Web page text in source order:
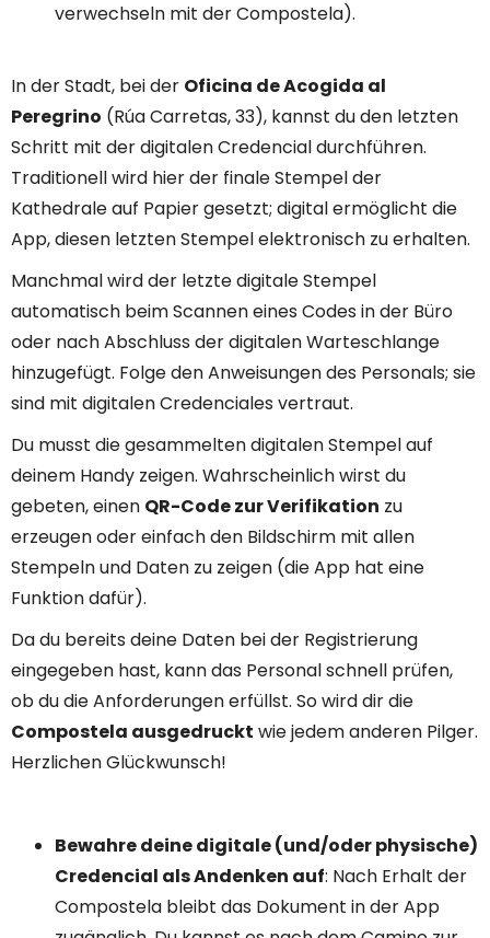
verwechseln mit der Compostela).
In der Stadt, bei der Oficina de Acogida al
Peregrino (Rúa Carretas, 33), kannst du den letzten
Schritt mit der digitalen Credencial durchführen.
Traditionell wird hier der finale Stempel der
Kathedrale auf Papier gesetzt; digital ermöglicht die
App, diesen letzten Stempel elektronisch zu erhalten.
Manchmal wird der letzte digitale Stempel
automatisch beim Scannen eines Codes in der Büro
oder nach Abschluss der digitalen Warteschlange
hinzugefügt. Folge den Anweisungen des Personals; sie
sind mit digitalen Credenciales vertraut.
Du musst die gesammelten digitalen Stempel auf
deinem Handy zeigen. Wahrscheinlich wirst du
gebeten, einen QR-Code zur Verifikation zu
erzeugen oder einfach den Bildschirm mit allen
Stempeln und Daten zu zeigen (die App hat eine
Funktion dafür).
Da du bereits deine Daten bei der Registrierung
eingegeben hast, kann das Personal schnell prüfen,
ob du die Anforderungen erfüllst. So wird dir die
Compostela ausgedruckt wie jedem anderen Pilger.
Herzlichen Glückwunsch!
Bewahre deine digitale (und/oder physische)
Credencial als Andenken auf: Nach Erhalt der
Compostela bleibt das Dokument in der App